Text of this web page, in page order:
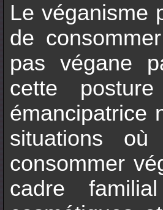
Le véganisme
de
pas végane
cette
émancipatrice
situations
consommer
cadre